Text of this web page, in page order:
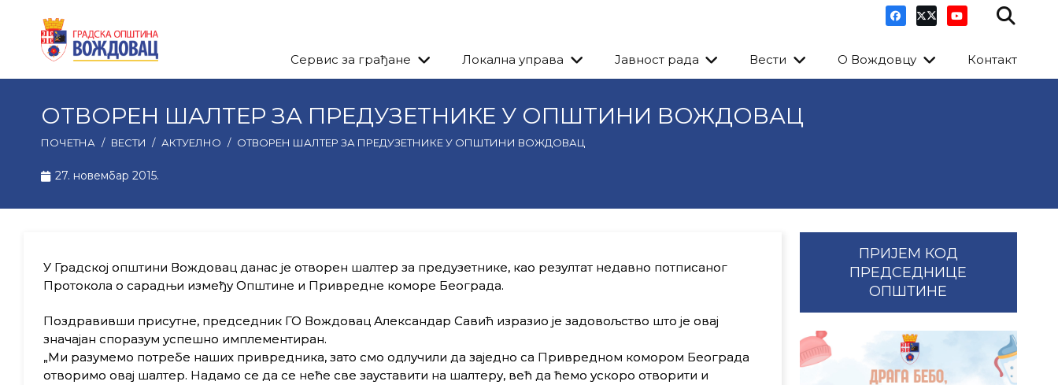
Сервис за грађане Локална управа Јавност рада Вести О Вождовцу Контакт
ОТВОРЕН ШАЛТЕР ЗА ПРЕДУЗЕТНИКЕ У ОПШТИНИ ВОЖДОВАЦ
ПОЧЕТНА / ВЕСТИ / АКТУЕЛНО / ОТВОРЕН ШАЛТЕР ЗА ПРЕДУЗЕТНИКЕ У ОПШТИНИ ВОЖДОВАЦ
27. новембар 2015.
У Градској општини Вождовац данас је отворен шалтер за предузетнике, као резултат недавно потписаног
Протокола о сарадњи између Општине и Привредне коморе Београда.
Пoздравивши присутне, председник ГО Вождовац Александар Савић изразио је задовољство што је овај
значајан споразум успешно имплементиран.
„Ми разумемо потребе наших привредника, зато смо одлучили да заједно са Привредном комором Београда
отворимо овај шалтер. Надамо се да се неће све зауставити на шалтеру, већ да ћемо ускоро отворити и
ПРИЈЕМ КОД
ПРЕДСЕДНИЦЕ
ОПШТИНЕ